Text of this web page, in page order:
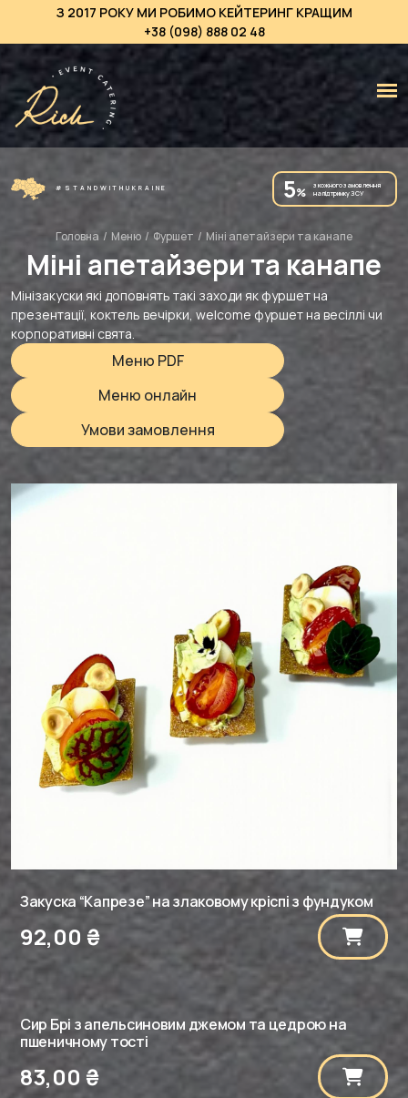
З 2017 РОКУ МИ РОБИМО КЕЙТЕРИНГ КРАЩИМ
+38 (098) 888 02 48
#STANDWITHUKRAINE 5%
з кожного замовлення
на підтримку ЗСУ
Головна / Меню / Фуршет / Міні апетайзери та канапе
Міні апетайзери та канапе
Мінізакуски які доповнять такі заходи як фуршет на
презентації, коктель вечірки, welcome фуршет на весіллі чи
корпоративні свята.
Меню PDF
Меню онлайн
Умови замовлення
Закуска “Капрезе” на злаковому кріспі з фундуком
92,00 ₴
Сир Брі з апельсиновим джемом та цедрою на
пшеничному тості
83,00 ₴